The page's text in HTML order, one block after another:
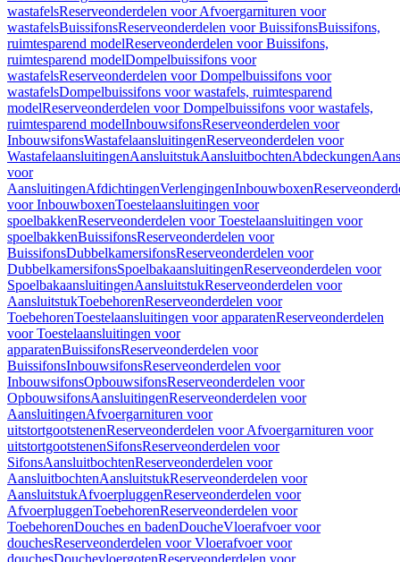
wastafelsReserveonderdelen voor Afvoergarnituren voor
wastafelsBuissifonsReserveonderdelen voor BuissifonsBuissifons,
ruimtesparend modelReserveonderdelen voor Buissifons,
ruimtesparend modelDompelbuissifons voor
wastafelsReserveonderdelen voor Dompelbuissifons voor
wastafelsDompelbuissifons voor wastafels, ruimtesparend
modelReserveonderdelen voor Dompelbuissifons voor wastafels,
ruimtesparend modelInbouwsifonsReserveonderdelen voor
InbouwsifonsWastafelaansluitingenReserveonderdelen voor
WastafelaansluitingenAansluitstukAansluitbochtenAbdeckungen
voor
AansluitingenAfdichtingenVerlengingenInbouwboxen
voor InbouwboxenToestelaansluitingen voor
spoelbakkenReserveonderdelen voor Toestelaansluitingen voor
spoelbakkenBuissifonsReserveonderdelen voor
BuissifonsDubbelkamersifonsReserveonderdelen voor
DubbelkamersifonsSpoelbakaansluitingenReserveonderdelen voor
SpoelbakaansluitingenAansluitstukReserveonderdelen voor
AansluitstukToebehorenReserveonderdelen voor
ToebehorenToestelaansluitingen voor apparatenReserveonderdelen
voor Toestelaansluitingen voor
apparatenBuissifonsReserveonderdelen voor
BuissifonsInbouwsifonsReserveonderdelen voor
InbouwsifonsOpbouwsifonsReserveonderdelen voor
OpbouwsifonsAansluitingenReserveonderdelen voor
AansluitingenAfvoergarnituren voor
uitstortgootstenenReserveonderdelen voor Afvoergarnituren voor
uitstortgootstenenSifonsReserveonderdelen voor
SifonsAansluitbochtenReserveonderdelen voor
AansluitbochtenAansluitstukReserveonderdelen voor
AansluitstukAfvoerpluggenReserveonderdelen voor
AfvoerpluggenToebehorenReserveonderdelen voor
ToebehorenDouches en badenDoucheVloerafvoer voor
douchesReserveonderdelen voor Vloerafvoer voor
douchesDouchevloergotenReserveonderdelen voor